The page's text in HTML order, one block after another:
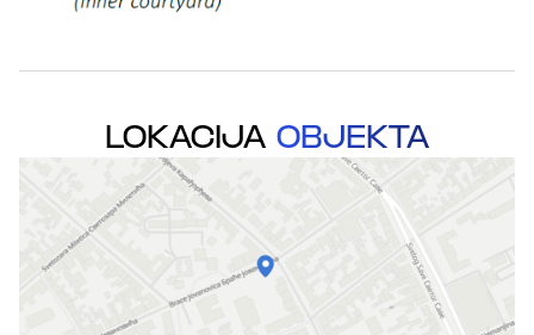
LOKACIJA OBJEKTA